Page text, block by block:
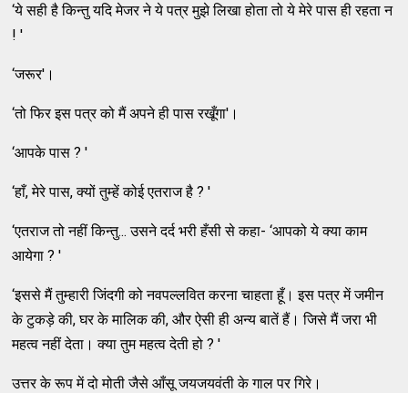
‘ये सही है किन्तु यदि मेजर ने ये पत्र मुझे लिखा होता तो ये मेरे पास ही रहता न
! '
‘जरूर'।
‘तो फिर इस पत्र को मैं अपने ही पास रखूँगा'।
‘आपके पास ? '
‘हाँ, मेरे पास, क्यों तुम्हें कोई एतराज है ? '
‘एतराज तो नहीं किन्तु... उसने दर्द भरी हँसी से कहा- ‘आपको ये क्या काम
आयेगा ? '
‘इससे मैं तुम्हारी जिंदगी को नवपल्लवित करना चाहता हूँ। इस पत्र में जमीन
के टुकड़े की, घर के मालिक की, और ऐसी ही अन्य बातें हैं। जिसे मैं जरा भी
महत्व नहीं देता। क्या तुम महत्व देती हो ? '
उत्तर के रूप में दो मोती जैसे आँसू जयजयवंती के गाल पर गिरे।